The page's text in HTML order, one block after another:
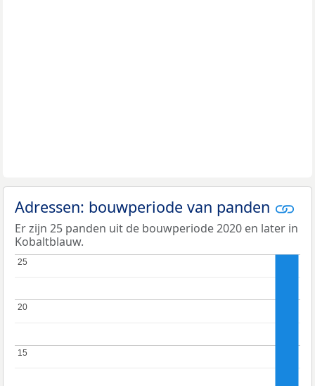
Adressen: bouwperiode van panden
Er zijn 25 panden uit de bouwperiode 2020 en later in
Kobaltblauw.
15
15
20
20
25
25